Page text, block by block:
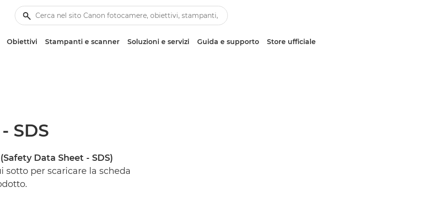
Obiettivi Stampanti e scanner Soluzioni e servizi Guida e supporto Store ufficiale
SDS
Data Sheet - SDS)
sotto per scaricare la scheda